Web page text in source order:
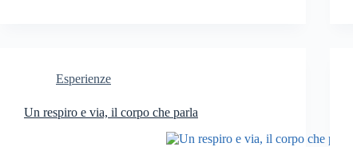
Esperienze
Un respiro e via, il corpo che parla